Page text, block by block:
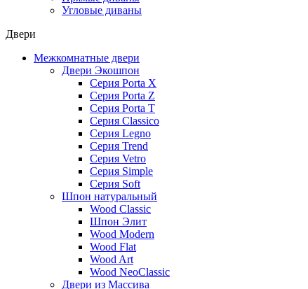
Угловые диваны
Двери
Межкомнатные двери
Двери Экошпон
Серия Porta X
Серия Porta Z
Серия Porta T
Серия Classico
Серия Legno
Серия Trend
Серия Vetro
Серия Simple
Серия Soft
Шпон натуральный
Wood Classic
Шпон Элит
Wood Modern
Wood Flat
Wood Art
Wood NeoClassic
Двери из Массива